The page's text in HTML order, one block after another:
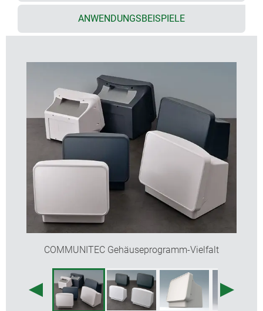
der Folientastatur oder großformatiger Displays
11,5" - 14" (29 cm - 35 cm); außerdem plane Fläche
für frontseitige Bedienelemente und Anschlüsse
Lüftungsschlitze bei erhöhter Wärmeabfuhr oder
zum Anbringen von Messinstrumenten
Gehäuserückseite mit zurückgesetzter Fläche zum
Schutz eingebauter Buchsen, Stecker und
Zuleitungen; zusätzliche Vertiefung für
Produktetikette
4-teilige Konstruktion: Grundgehäuse, Bedienfront,
Abdeckung Griffmulde und Bodenplatte – erhältlich
als Baugruppenteile für individuelle
Farbkombination
hohe Flexibilität bei der Konfiguration:
Befestigungsdome für Platinen und Bauteile im
Grundgehäuse, in der Bedienfront und auf der
Bodenplatte
Einfache Montage/Einbau: rationelle Bestückung
der Bodenplatte außerhalb des Gehäuses.
Anschließend erfolgt die Montage der Bodenplatte
mitsamt der Elektronikeinheit im COMMUNITEC-
Grundgehäuse. Besonders montage- und
ANWENDUNGSBEISPIELE
COMMUNITEC Gehäuseprogramm-Vielfalt